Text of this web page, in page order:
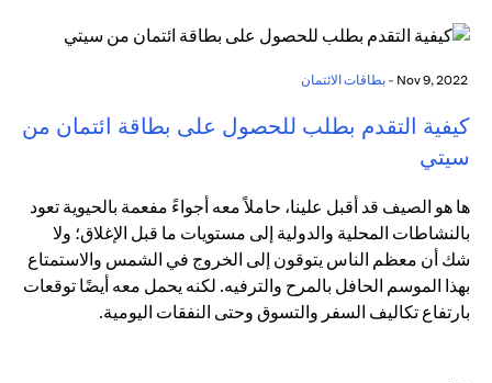
بطاقات الائتمان
كيفية التقدم بطلب للحصول على بطاقة ائتمان من
سيتي
ها هو الصيف قد أقبل علينا، حاملاً معه أجواءً مفعمة بالحيوية تعود
بالنشاطات المحلية والدولية إلى مستويات ما قبل الإغلاق؛ ولا
شك أن معظم الناس يتوقون إلى الخروج في الشمس والاستمتاع
بهذا الموسم الحافل بالمرح والترفيه. لكنه يحمل معه أيضًا توقعات
بارتفاع تكاليف السفر والتسوق وحتى النفقات اليومية.